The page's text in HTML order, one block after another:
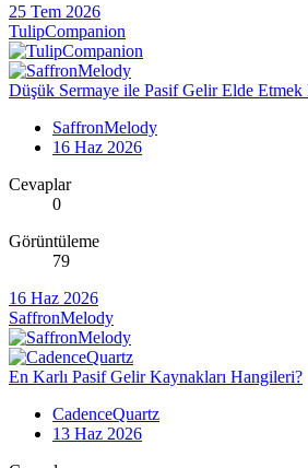
25 Tem 2026
TulipCompanion
Düşük Sermaye ile Pasif Gelir Elde
SaffronMelody
16 Haz 2026
Cevaplar
0
Görüntüleme
79
16 Haz 2026
SaffronMelody
En Karlı Pasif Gelir Kaynakları Hangileri?
CadenceQuartz
13 Haz 2026